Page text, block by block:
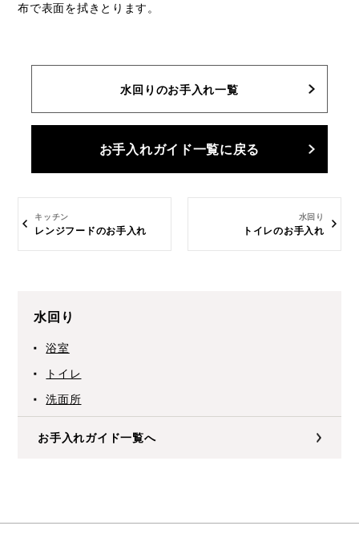
布で表面を拭きとります。
水回りのお手入れ一覧
お手入れガイド一覧に戻る
キッチン
レンジフードのお手入れ
水回り
トイレのお手入れ
水回り
浴室
トイレ
洗面所
お手入れガイド一覧へ